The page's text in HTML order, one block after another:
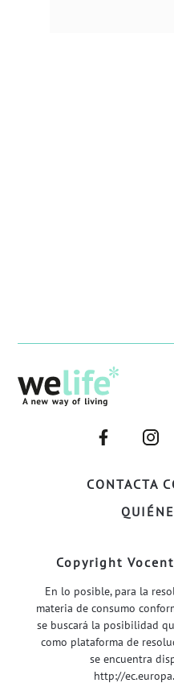
CONTACTA
–
FACEBOOK–
–
Copyright
En lo posible, para la
materia de consumo
se buscará la posibilidad
como plataforma de
se encuentra
http://